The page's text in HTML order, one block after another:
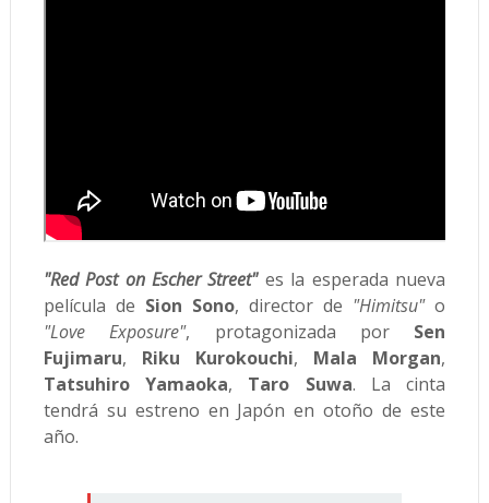
"Red Post on Escher Street"es la esperada nueva
película de Sion Sono, director de "Himitsu"o
"Love Exposure", protagonizada por Sen
Fujimaru, Riku Kurokouchi, Mala Morgan,
Tatsuhiro Yamaoka, Taro Suwa. La cinta
tendrá su estreno en Japón en otoño de este
año.